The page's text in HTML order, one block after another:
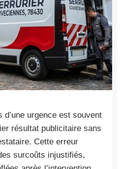
urgence est souvent
résultat publicitaire sans
Cette erreur
surcoûts injustifiés,